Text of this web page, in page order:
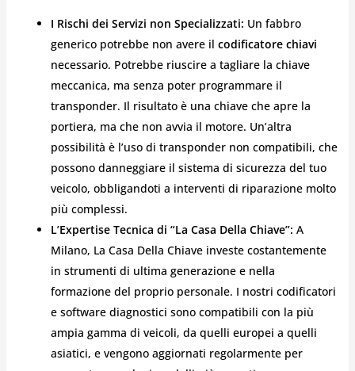
I Rischi dei Servizi non Specializzati: Un fabbro
generico potrebbe non avere il codificatore chiavi
necessario. Potrebbe riuscire a tagliare la chiave
meccanica, ma senza poter programmare il
transponder. Il risultato è una chiave che apre la
portiera, ma che non avvia il motore. Un’altra
possibilità è l’uso di transponder non compatibili, che
possono danneggiare il sistema di sicurezza del tuo
veicolo, obbligandoti a interventi di riparazione molto
più complessi.
L’Expertise Tecnica di “La Casa Della Chiave”: A
Milano, La Casa Della Chiave investe costantemente
in strumenti di ultima generazione e nella
formazione del proprio personale. I nostri codificatori
e software diagnostici sono compatibili con la più
ampia gamma di veicoli, da quelli europei a quelli
asiatici, e vengono aggiornati regolarmente per